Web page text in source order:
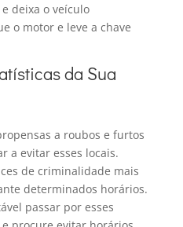
deixa o veículo
o motor e leve a chave
da Sua
a roubos e furtos
a evitar esses locais.
de criminalidade mais
determinados horários.
passar por esses